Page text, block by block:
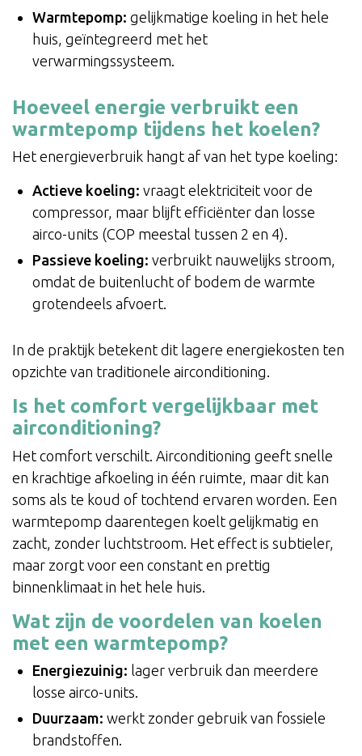
Warmtepomp: gelijkmatige koeling in het hele
huis, geïntegreerd met het
verwarmingssysteem.
Hoeveel energie verbruikt een
warmtepomp tijdens het koelen?
Het energieverbruik hangt af van het type koeling:
Actieve koeling: vraagt elektriciteit voor de
compressor, maar blijft efficiënter dan losse
airco-units (COP meestal tussen 2 en 4).
Passieve koeling: verbruikt nauwelijks stroom,
omdat de buitenlucht of bodem de warmte
grotendeels afvoert.
In de praktijk betekent dit lagere energiekosten ten
opzichte van traditionele airconditioning.
Is het comfort vergelijkbaar met
airconditioning?
Het comfort verschilt. Airconditioning geeft snelle
en krachtige afkoeling in één ruimte, maar dit kan
soms als te koud of tochtend ervaren worden. Een
warmtepomp daarentegen koelt gelijkmatig en
zacht, zonder luchtstroom. Het effect is subtieler,
maar zorgt voor een constant en prettig
binnenklimaat in het hele huis.
Wat zijn de voordelen van koelen
met een warmtepomp?
Energiezuinig: lager verbruik dan meerdere
losse airco-units.
Duurzaam: werkt zonder gebruik van fossiele
brandstoffen.